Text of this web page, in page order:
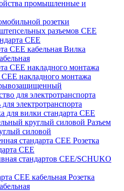
промышленные и
розетки
разъемов CEE
CEE
Вилка
накладного монтажа
для электротранспорта
электротранспорта
для вилки стандарта CEE
Разъем
силовой
Розетка
CEE
стандартов CEE/SCHUKO
Розетка